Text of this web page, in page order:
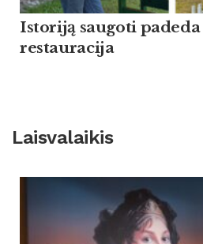
Istoriją saugoti
restauracija
Laisvalaikis